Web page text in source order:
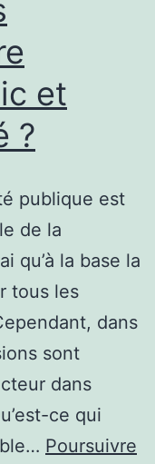
et
?
publique est
de la
qu’à la base la
tous les
dans
sont
dans
ce qui
Poursuivre